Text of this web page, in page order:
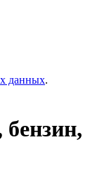
данных.